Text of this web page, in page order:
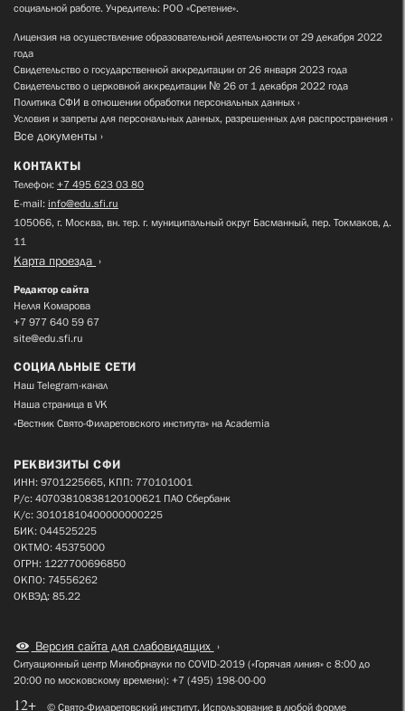
социальной работе. Учредитель: РОО «Сретение».
Лицензия на осуществление образовательной деятельности от 29 декабря 2022
года
Свидетельство о государственной аккредитации от 26 января 2023 года
Свидетельство о церковной аккредитации № 26 от 1 декабря 2022 года
Политика СФИ в отношении обработки персональных данных
Условия и запреты для персональных данных, разрешенных для распространения
Все документы
КОНТАКТЫ
Телефон: +7 495 623 03 80
E-mail: info@edu.sfi.ru
105066, г. Москва, вн. тер. г. муниципальный округ Басманный, пер. Токмаков, д.
11
Карта проезда
Редактор сайта
Нелля Комарова
+7 977 640 59 67
site@edu.sfi.ru
СОЦИАЛЬНЫЕ СЕТИ
Наш Telegram-канал
Наша страница в VK
«Вестник Свято-Филаретовского института» на Academia
РЕКВИЗИТЫ СФИ
ИНН: 9701225665, КПП: 770101001
Р/с: 40703810838120100621 ПАО Сбербанк
К/с: 30101810400000000225
БИК: 044525225
ОКТМО: 45375000
ОГРН: 1227700696850
ОКПО: 74556262
ОКВЭД: 85.22
Версия сайта для слабовидящих
Ситуационный центр Минобрнауки по COVID-2019 («Горячая линия» с 8:00 до
20:00 по московскому времени): +7 (495) 198-00-00
12+ © Свято-Филаретовский институт. Использование в любой форме